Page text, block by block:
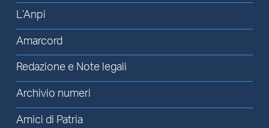
L’Anpi
Amarcord
Redazione e Note legali
Archivio numeri
Amici di Patria